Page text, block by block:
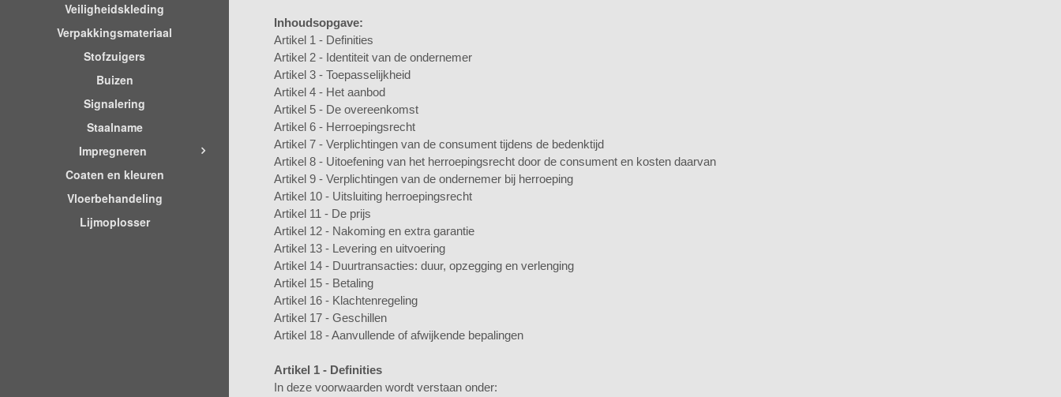
Veiligheidskleding
Verpakkingsmateriaal
Stofzuigers
Buizen
Signalering
Staalname
Impregneren
Coaten en kleuren
Vloerbehandeling
Lijmoplosser
Inhoudsopgave:
Artikel 1 - Definities
Artikel 2 - Identiteit van de ondernemer
Artikel 3 - Toepasselijkheid
Artikel 4 - Het aanbod
Artikel 5 - De overeenkomst
Artikel 6 - Herroepingsrecht
Artikel 7 - Verplichtingen van de consument tijdens de bedenktijd
Artikel 8 - Uitoefening van het herroepingsrecht door de consument en kosten daarvan
Artikel 9 - Verplichtingen van de ondernemer bij herroeping
Artikel 10 - Uitsluiting herroepingsrecht
Artikel 11 - De prijs
Artikel 12 - Nakoming en extra garantie
Artikel 13 - Levering en uitvoering
Artikel 14 - Duurtransacties: duur, opzegging en verlenging
Artikel 15 - Betaling
Artikel 16 - Klachtenregeling
Artikel 17 - Geschillen
Artikel 18 - Aanvullende of afwijkende bepalingen
Artikel 1 - Definities
In deze voorwaarden wordt verstaan onder: